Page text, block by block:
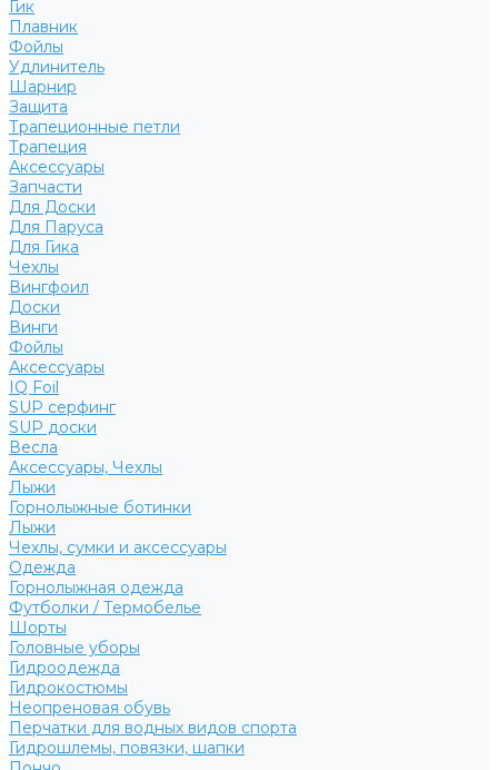
Гик
Плавник
Фойлы
Удлинитель
Шарнир
Защита
Трапеционные петли
Трапеция
Аксессуары
Запчасти
Для Доски
Для Паруса
Для Гика
Чехлы
Вингфоил
Доски
Винги
Фойлы
Аксессуары
IQ Foil
SUP серфинг
SUP доски
Весла
Аксессуары, Чехлы
Лыжи
Горнолыжные ботинки
Лыжи
Чехлы, сумки и аксессуары
Одежда
Горнолыжная одежда
Футболки / Термобелье
Шорты
Головные уборы
Гидроодежда
Гидрокостюмы
Неопреновая обувь
Перчатки для водных видов спорта
Гидрошлемы, повязки, шапки